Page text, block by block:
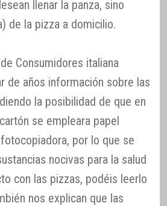
llenar la panza, sino
de la pizza a domicilio.
Consumidores italiana
de años información sobre las
la posibilidad de que en
se empleara papel
por lo que se
nocivas para la salud
con las pizzas, podéis leerlo
nos explican que las